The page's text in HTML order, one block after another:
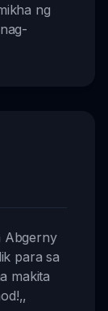
ng
Abgerny
para sa
makita
,,